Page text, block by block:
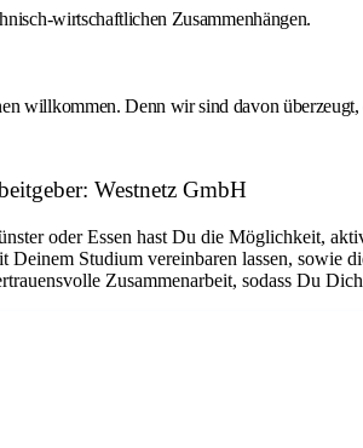
wirtschaftlichen Zusammenhängen.
willkommen. Denn wir sind davon
Westnetz GmbH
oder Essen hast Du die Möglichkeit,
Studium vereinbaren lassen, sowie
Zusammenarbeit, sodass Du